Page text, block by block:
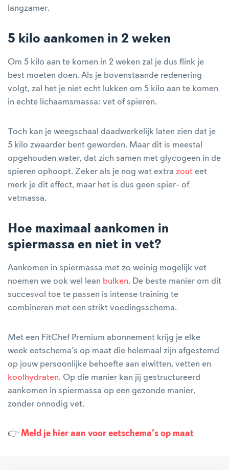
langzamer.
5 kilo aankomen in 2 weken
Om 5 kilo aan te komen in 2 weken zal je dus flink je
best moeten doen. Als je bovenstaande redenering
volgt, zal het je niet echt lukken om 5 kilo aan te komen
in echte lichaamsmassa: vet of spieren.
Toch kan je weegschaal daadwerkelijk laten zien dat je
5 kilo zwaarder bent geworden. Maar dit is meestal
opgehouden water, dat zich samen met glycogeen in de
spieren ophoopt. Zeker als je nog wat extra zout eet
merk je dit effect, maar het is dus geen spier- of
vetmassa.
Hoe maximaal aankomen in
spiermassa en niet in vet?
Aankomen in spiermassa met zo weinig mogelijk vet
noemen we ook wel lean bulken. De beste manier om dit
succesvol toe te passen is intense training te
combineren met een strikt voedingsschema.
Met een FitChef Premium abonnement krijg je elke
week eetschema’s op maat die helemaal zijn afgestemd
op jouw persoonlijke behoefte aan eiwitten, vetten en
koolhydraten. Op die manier kan jij gestructureerd
aankomen in spiermassa op een gezonde manier,
zonder onnodig vet.
👉 Meld je hier aan voor eetschema’s op maat